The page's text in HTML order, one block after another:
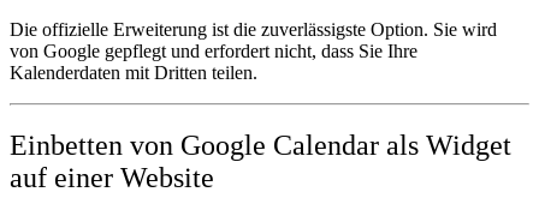
Die offizielle Erweiterung ist die zuverlässigste Option. Sie wird
von Google gepflegt und erfordert nicht, dass Sie Ihre
Kalenderdaten mit Dritten teilen.
Einbetten von Google Calendar als Widget
auf einer Website